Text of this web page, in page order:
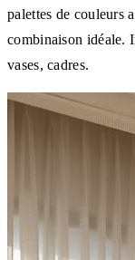
palettes de couleurs
combinaison idéale.
vases, cadres.